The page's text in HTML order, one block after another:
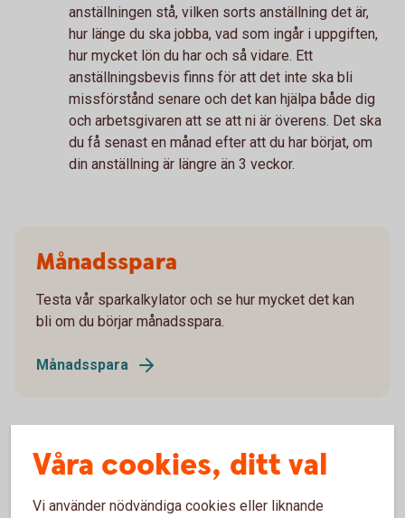
anställningen stå, vilken sorts anställning det är,
hur länge du ska jobba, vad som ingår i uppgiften,
hur mycket lön du har och så vidare. Ett
anställningsbevis finns för att det inte ska bli
missförstånd senare och det kan hjälpa både dig
och arbetsgivaren att se att ni är överens. Det ska
du få senast en månad efter att du har börjat, om
din anställning är längre än 3 veckor.
Månadsspara
Testa vår sparkalkylator och se hur mycket det kan
bli om du börjar månadsspara.
Månadsspara
En månad utan onödiga
Våra cookies, ditt val
Vi använder nödvändiga cookies eller liknande